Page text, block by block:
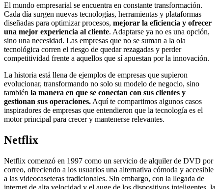
El mundo empresarial se encuentra en constante transformación.
Cada día surgen nuevas tecnologías, herramientas y plataformas
diseñadas para optimizar procesos, mejorar la eficiencia y ofrecer
una mejor experiencia al cliente. Adaptarse ya no es una opción,
sino una necesidad. Las empresas que no se suman a la ola
tecnológica corren el riesgo de quedar rezagadas y perder
competitividad frente a aquellos que sí apuestan por la innovación.
La historia está llena de ejemplos de empresas que supieron
evolucionar, transformando no solo su modelo de negocio, sino
también la manera en que se conectan con sus clientes y
gestionan sus operaciones. Aquí te compartimos algunos casos
inspiradores de empresas que entendieron que la tecnología es el
motor principal para crecer y mantenerse relevantes.
Netflix
Netflix comenzó en 1997 como un servicio de alquiler de DVD por
correo, ofreciendo a los usuarios una alternativa cómoda y accesible
a las videocaseteras tradicionales. Sin embargo, con la llegada de
internet de alta velocidad y el auge de los dispositivos inteligentes, la